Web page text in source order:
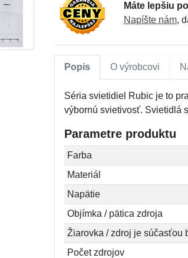
Máte lepšiu
Napíšte nám,
Popis O výrobcovi
Séria svietidiel Rubic je to
výbornú svietivosť. Svietidlá
Parametre produktu
Farba
Materiál
Napätie
Objímka / pätica zdroja
Žiarovka / zdroj je súčasťou
Počet zdrojov